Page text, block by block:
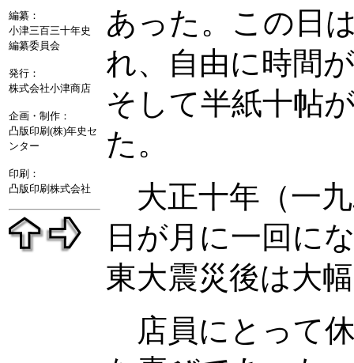
編纂：
小津三百三十年史
編纂委員会
発行：
株式会社小津商店
企画・制作：
凸版印刷(株)年史セ
ンター
印刷：
凸版印刷株式会社
あった。この日
れ、自由に時間
そして半紙十帖
た。
大正十年（一
日が月に一回に
東大震災後は大
店員にとって